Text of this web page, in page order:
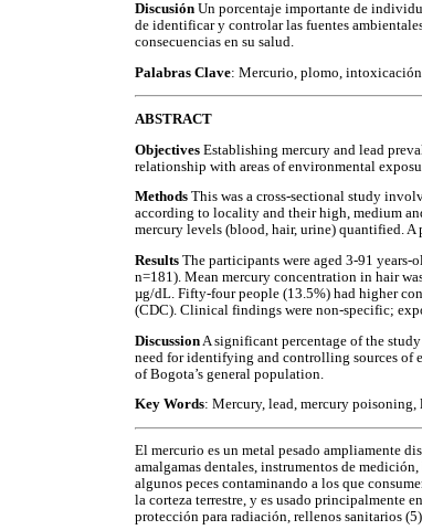
Discusión Un porcentaje importante de
de identificar y controlar las fuentes
consecuencias en su salud.
Palabras Clave: Mercurio, plomo,
ABSTRACT
Objectives Establishing mercury and lead
relationship with areas of environmental
Methods This was a cross-sectional study
according to locality and their high, medium
mercury levels (blood, hair, urine) quantified.
Results The participants were aged 3-91
n=181). Mean mercury concentration in hair
µg/dL. Fifty-four people (13.5%) had higher
(CDC). Clinical findings were non-specific;
Discussion A significant percentage of the
need for identifying and controlling sources of
of Bogota’s general population.
Key Words: Mercury, lead, mercury
El mercurio es un metal pesado ampliamente
amalgamas dentales, instrumentos de
algunos peces contaminando a los que
la corteza terrestre, y es usado principalmente
protección para radiación, rellenos sanitarios